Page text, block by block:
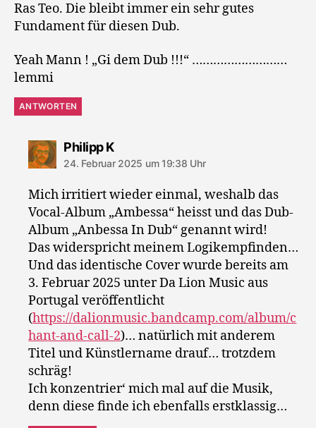
Ras Teo. Die bleibt immer ein sehr gutes
Fundament für diesen Dub.
Yeah Mann ! „Gi dem Dub !!!“ ………………………
lemmi
ANTWORTEN
Philipp Ksagt:
24. Februar 2025 um 19:38 Uhr
Mich irritiert wieder einmal, weshalb das
Vocal-Album „Ambessa“ heisst und das Dub-
Album „Anbessa In Dub“ genannt wird!
Das widerspricht meinem Logikempfinden…
Und das identische Cover wurde bereits am
3. Februar 2025 unter Da Lion Music aus
Portugal veröffentlicht
(https://dalionmusic.bandcamp.com/album/c
hant-and-call-2)… natürlich mit anderem
Titel und Künstlername drauf… trotzdem
schräg!
Ich konzentrier‘ mich mal auf die Musik,
denn diese finde ich ebenfalls erstklassig…